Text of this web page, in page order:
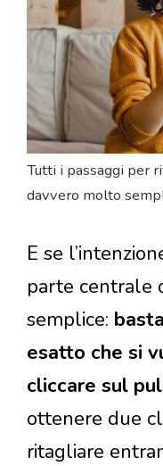
Tutti i passaggi per
davvero molto
E se
parte centrale
semplice:
esatto che si
cliccare sul
ottenere due
ritagliare